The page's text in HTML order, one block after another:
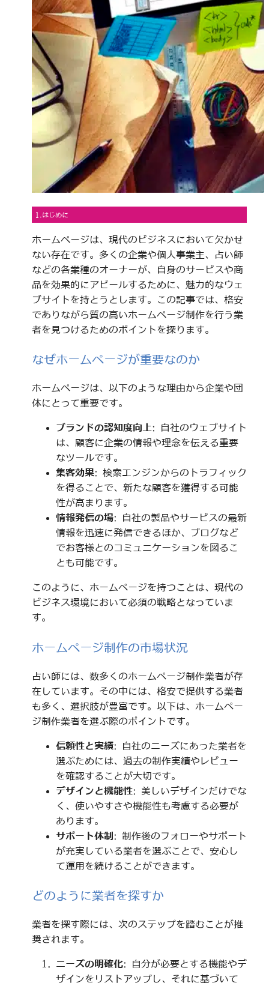
1.はじめに
ホームページは、現代のビジネスにおいて欠かせ
ない存在です。多くの企業や個人事業主、占い師
などの各業種のオーナーが、自身のサービスや商
品を効果的にアピールするために、魅力的なウェ
ブサイトを持とうとします。この記事では、格安
でありながら質の高いホームページ制作を行う業
者を見つけるためのポイントを探ります。
なぜホームページが重要なのか
ホームページは、以下のような理由から企業や団
体にとって重要です。
ブランドの認知度向上: 自社のウェブサイト
は、顧客に企業の情報や理念を伝える重要
なツールです。
集客効果: 検索エンジンからのトラフィック
を得ることで、新たな顧客を獲得する可能
性が高まります。
情報発信の場: 自社の製品やサービスの最新
情報を迅速に発信できるほか、ブログなど
でお客様とのコミュニケーションを図るこ
とも可能です。
このように、ホームページを持つことは、現代の
ビジネス環境において必須の戦略となっていま
す。
ホームページ制作の市場状況
占い師には、数多くのホームページ制作業者が存
在しています。その中には、格安で提供する業者
も多く、選択肢が豊富です。以下は、ホームペー
ジ制作業者を選ぶ際のポイントです。
信頼性と実績: 自社のニーズにあった業者を
選ぶためには、過去の制作実績やレビュー
を確認することが大切です。
デザインと機能性: 美しいデザインだけでな
く、使いやすさや機能性も考慮する必要が
あります。
サポート体制 : 制作後のフォローやサポート
が充実している業者を選ぶことで、安心し
て運用を続けることができます。
どのように業者を探すか
業者を探す際には、次のステップを踏むことが推
奨されます。
ニーズの明確化: 自分が必要とする機能やデ
ザインをリストアップし、それに基づいて